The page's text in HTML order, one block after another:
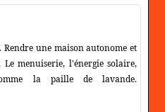
Rendre une maison autonome et
Le menuiserie, l'énergie solaire,
la paille de lavande.